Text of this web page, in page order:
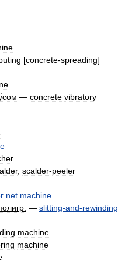
[concrete-spreading]
— concrete vibratory
, scalder-peeler
net machine
— slitting-and-rewinding
machine
machine